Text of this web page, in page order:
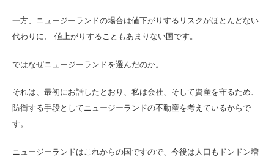
一方、ニュージーランドの場合は値下がりするリスクがほとんどない
代わりに、 値上がりすることもあまりない国です。
ではなぜニュージーランドを選んだのか。
それは、最初にお話したとおり、私は会社、そして資産を守るため、
防衛する手段としてニュージーランドの不動産を考えているからで
す。
ニュージーランドはこれからの国ですので、今後は人口もドンドン増